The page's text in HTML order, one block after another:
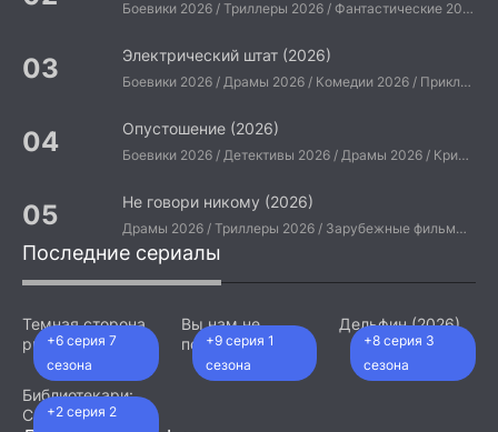
Боевики 2026 / Триллеры 2026 / Фантастические 2026 / Зарубежные фильмы 2026 / Американские фильмы / Фильмы 2026
Электрический штат (2026)
Боевики 2026 / Драмы 2026 / Комедии 2026 / Приключения 2026 / Фантастические 2026 / Зарубежные фильмы 2026 / Американские фильмы / Фильмы 2026
Опустошение (2026)
Боевики 2026 / Детективы 2026 / Драмы 2026 / Криминальные фильмы 2026 / Триллеры 2026 / Зарубежные фильмы 2026 / Американские фильмы / Фильмы 2026
Не говори никому (2026)
Драмы 2026 / Триллеры 2026 / Зарубежные фильмы 2026 / Американские фильмы / Фильмы 2026
Последние сериалы
+6 серия 7
сезона
Темная сторона
ринга (2026)
+9 серия 1
сезона
Вы нам не
подходите (2026)
+8 серия 3
сезона
Дельфин (2026)
+2 серия 2
Библиотекари:
Следующая